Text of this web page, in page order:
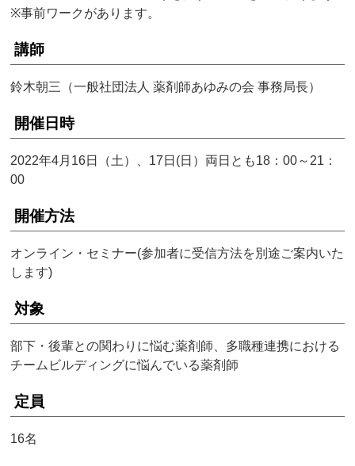
※事前ワークがあります。
講師
鈴木朝三（一般社団法人 薬剤師あゆみの会 事務局長）
開催日時
2022年4月16日（土）、17日(日）両日とも18：00～21：
00
開催方法
オンライン・セミナー(参加者に受信方法を別途ご案内いた
します)
対象
部下・後輩との関わりに悩む薬剤師、多職種連携における
チームビルディングに悩んでいる薬剤師
定員
16名